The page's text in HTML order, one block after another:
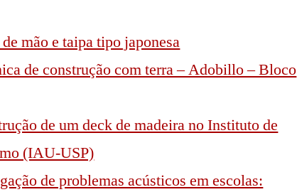
mão e taipa tipo japonesa
de construção com terra – Adobillo – Bloco
de um deck de madeira no Instituto de
(IAU-USP)
de problemas acústicos em escolas: